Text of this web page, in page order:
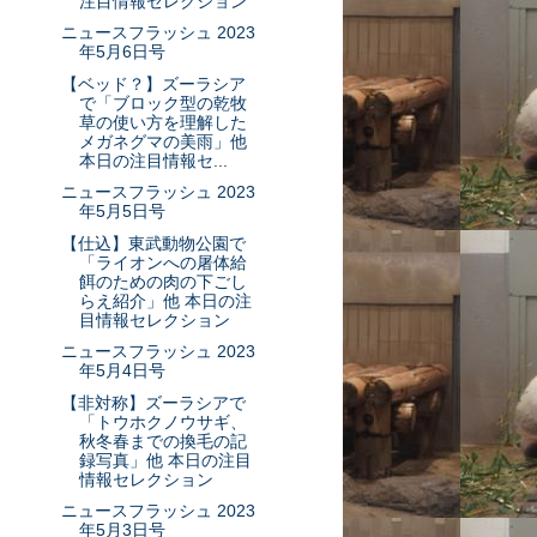
ニュースフラッシュ 2023
年5月6日号
【ベッド？】ズーラシア
で「ブロック型の乾牧
草の使い方を理解した
メガネグマの美雨」他
本日の注目情報セ...
ニュースフラッシュ 2023
年5月5日号
【仕込】東武動物公園で
「ライオンへの屠体給
餌のための肉の下ごし
らえ紹介」他 本日の注
目情報セレクション
ニュースフラッシュ 2023
年5月4日号
【非対称】ズーラシアで
「トウホクノウサギ、
秋冬春までの換毛の記
録写真」他 本日の注目
情報セレクション
ニュースフラッシュ 2023
年5月3日号